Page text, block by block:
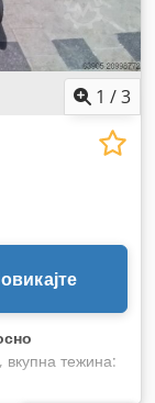
1 /3
, вкупна тежина: